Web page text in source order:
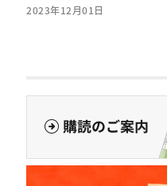
2023年12月01日